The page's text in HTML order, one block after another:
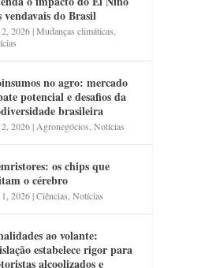
vendavais do Brasil
2, 2026|Mudanças climáticas
no agro: mercado
potencial e desafios da
brasileira
2, 2026| Agronegócios ,Notícias
os chips que
o cérebro
1, 2026|Ciências ,Notícias
ao volante:
estabelece rigor para
alcoolizados e